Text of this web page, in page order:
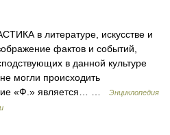
в литературе, искусстве и
фактов и событий,
в данной культуре
могли происходить
«Ф.» является… …
Энциклопедия